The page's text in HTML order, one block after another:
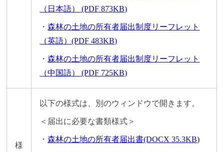
（日本語） (PDF 873KB)
・森林の土地の所有者届出制度リーフレット
（英語）(PDF 483KB)
・森林の土地の所有者届出制度リーフレット
（中国語） (PDF 725KB)
様
以下の様式は、別のウィンドウで開きます。
＜届出に必要な書類様式＞
・森林の土地の所有者届出書(DOCX 35.3KB)